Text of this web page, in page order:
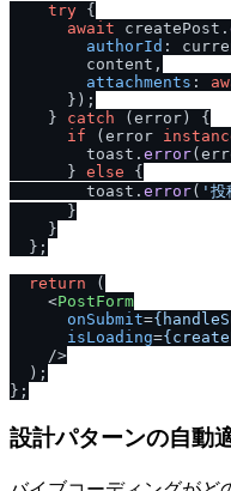
try {
await createPost.
authorId :
        content,
attachments :
      });
    }
catch (error) {
if (error
        toast.
error
      }
else {
        toast.
error( '投
      }
    }
  };
return (
<PostForm
onSubmit=
isLoading=
    />
  );
設計パターンの自動